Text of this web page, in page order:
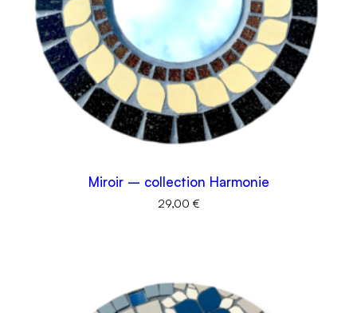
Miroir – collection Harmonie
29,00 €